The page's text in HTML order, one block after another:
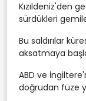
Kızıldeniz'den
sürdükleri
Bu saldırılar
aksatmaya
ABD ve
doğrudan füze